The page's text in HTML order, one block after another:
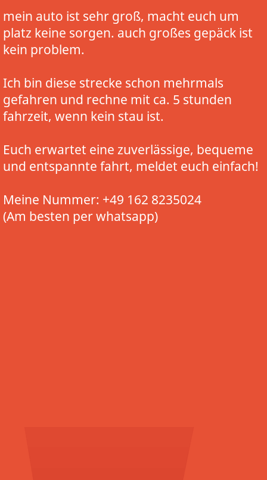
mein auto ist sehr groß, macht euch um
platz keine sorgen. auch großes gepäck ist
kein problem.
Ich bin diese strecke schon mehrmals
gefahren und rechne mit ca. 5 stunden
fahrzeit, wenn kein stau ist.
Euch erwartet eine zuverlässige, bequeme
und entspannte fahrt, meldet euch einfach!
Meine Nummer: +49 162 8235024
(Am besten per whatsapp)